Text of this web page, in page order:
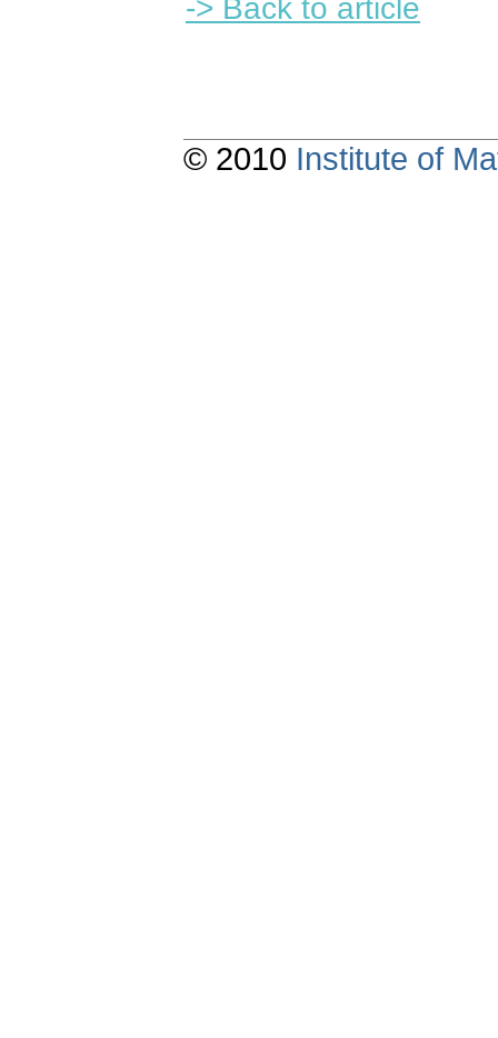
-> Back to article
© 2010 Institute of